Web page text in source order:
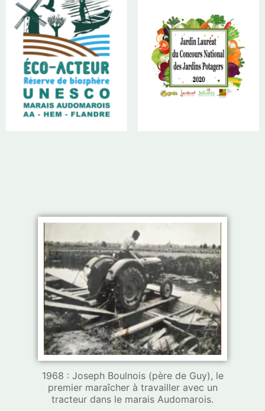
1968 : Joseph Boulnois (père de Guy), le
premier maraîcher à travailler avec un
tracteur dans le marais Audomarois.